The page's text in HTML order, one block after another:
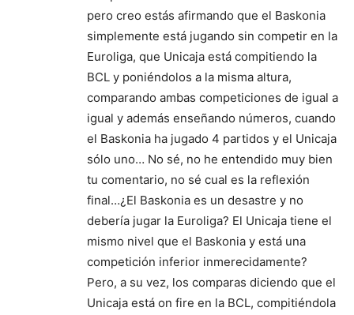
pero creo estás afirmando que el Baskonia
simplemente está jugando sin competir en la
Euroliga, que Unicaja está compitiendo la
BCL y poniéndolos a la misma altura,
comparando ambas competiciones de igual a
igual y además enseñando números, cuando
el Baskonia ha jugado 4 partidos y el Unicaja
sólo uno… No sé, no he entendido muy bien
tu comentario, no sé cual es la reflexión
final…¿El Baskonia es un desastre y no
debería jugar la Euroliga? El Unicaja tiene el
mismo nivel que el Baskonia y está una
competición inferior inmerecidamente?
Pero, a su vez, los comparas diciendo que el
Unicaja está on fire en la BCL, compitiéndola